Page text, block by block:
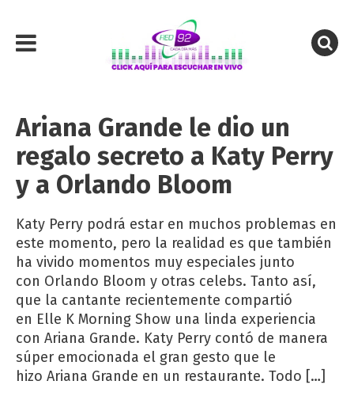
Ariana Grande le dio un
regalo secreto a Katy Perry
y a Orlando Bloom
Katy Perry podrá estar en muchos problemas en
este momento, pero la realidad es que también
ha vivido momentos muy especiales junto
con Orlando Bloom y otras celebs. Tanto así,
que la cantante recientemente compartió
en Elle K Morning Show una linda experiencia
con Ariana Grande. Katy Perry contó de manera
súper emocionada el gran gesto que le
hizo Ariana Grande en un restaurante. Todo […]